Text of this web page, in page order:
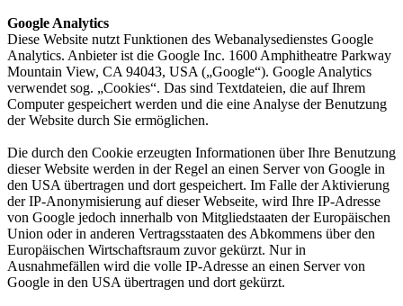
Google Analytics
Diese Website nutzt Funktionen des Webanalysedienstes Google
Analytics. Anbieter ist die Google Inc. 1600 Amphitheatre Parkway
Mountain View, CA 94043, USA („Google“). Google Analytics
verwendet sog. „Cookies“. Das sind Textdateien, die auf Ihrem
Computer gespeichert werden und die eine Analyse der Benutzung
der Website durch Sie ermöglichen.
Die durch den Cookie erzeugten Informationen über Ihre Benutzung
dieser Website werden in der Regel an einen Server von Google in
den USA übertragen und dort gespeichert. Im Falle der Aktivierung
der IP-Anonymisierung auf dieser Webseite, wird Ihre IP-Adresse
von Google jedoch innerhalb von Mitgliedstaaten der Europäischen
Union oder in anderen Vertragsstaaten des Abkommens über den
Europäischen Wirtschaftsraum zuvor gekürzt. Nur in
Ausnahmefällen wird die volle IP-Adresse an einen Server von
Google in den USA übertragen und dort gekürzt.